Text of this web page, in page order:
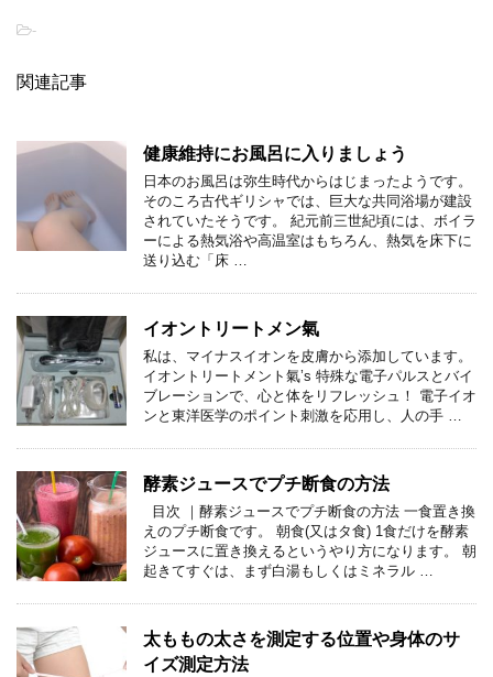
-
関連記事
健康維持にお風呂に入りましょう
日本のお風呂は弥生時代からはじまったようです。
そのころ古代ギリシャでは、巨大な共同浴場が建設
されていたそうです。 紀元前三世紀頃には、ボイラ
ーによる熱気浴や高温室はもちろん、熱気を床下に
送り込む「床 …
イオントリートメン氣
私は、マイナスイオンを皮膚から添加しています。
イオントリートメント氣’s 特殊な電子パルスとバイ
ブレーションで、心と体をリフレッシュ！ 電子イオ
ンと東洋医学のポイント刺激を応用し、人の手 …
酵素ジュースでプチ断食の方法
目次 ｜酵素ジュースでプチ断食の方法 一食置き換
えのプチ断食です。 朝食(又はタ食) 1食だけを酵素
ジュースに置き換えるというやり方になります。 朝
起きてすぐは、まず白湯もしくはミネラル …
太ももの太さを測定する位置や身体のサ
イズ測定方法